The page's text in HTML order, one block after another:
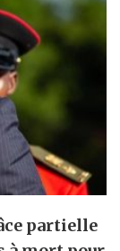
partielle